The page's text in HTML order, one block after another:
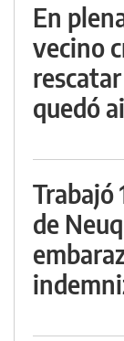
En
vecino
quedó
Trabajó
de